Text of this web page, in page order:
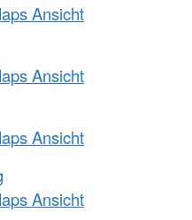
Ansicht
Ansicht
Ansicht
Ansicht